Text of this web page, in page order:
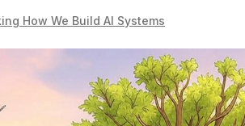
How We Build AI Systems